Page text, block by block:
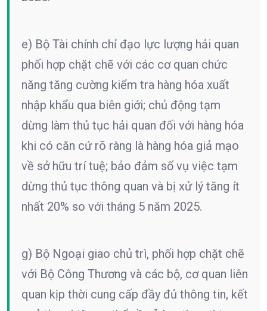
e) Bộ Tài chính chỉ đạo lực lượng hải quan
phối hợp chặt chẽ với các cơ quan chức
năng tăng cường kiểm tra hàng hóa xuất
nhập khẩu qua biên giới; chủ động tạm
dừng làm thủ tục hải quan đối với hàng hóa
khi có căn cứ rõ ràng là hàng hóa giả mạo
về sở hữu trí tuệ; bảo đảm số vụ việc tạm
dừng thủ tục thông quan và bị xử lý tăng ít
nhất 20% so với tháng 5 năm 2025.
g) Bộ Ngoại giao chủ trì, phối hợp chặt chẽ
với Bộ Công Thương và các bộ, cơ quan liên
quan kịp thời cung cấp đầy đủ thông tin, kết